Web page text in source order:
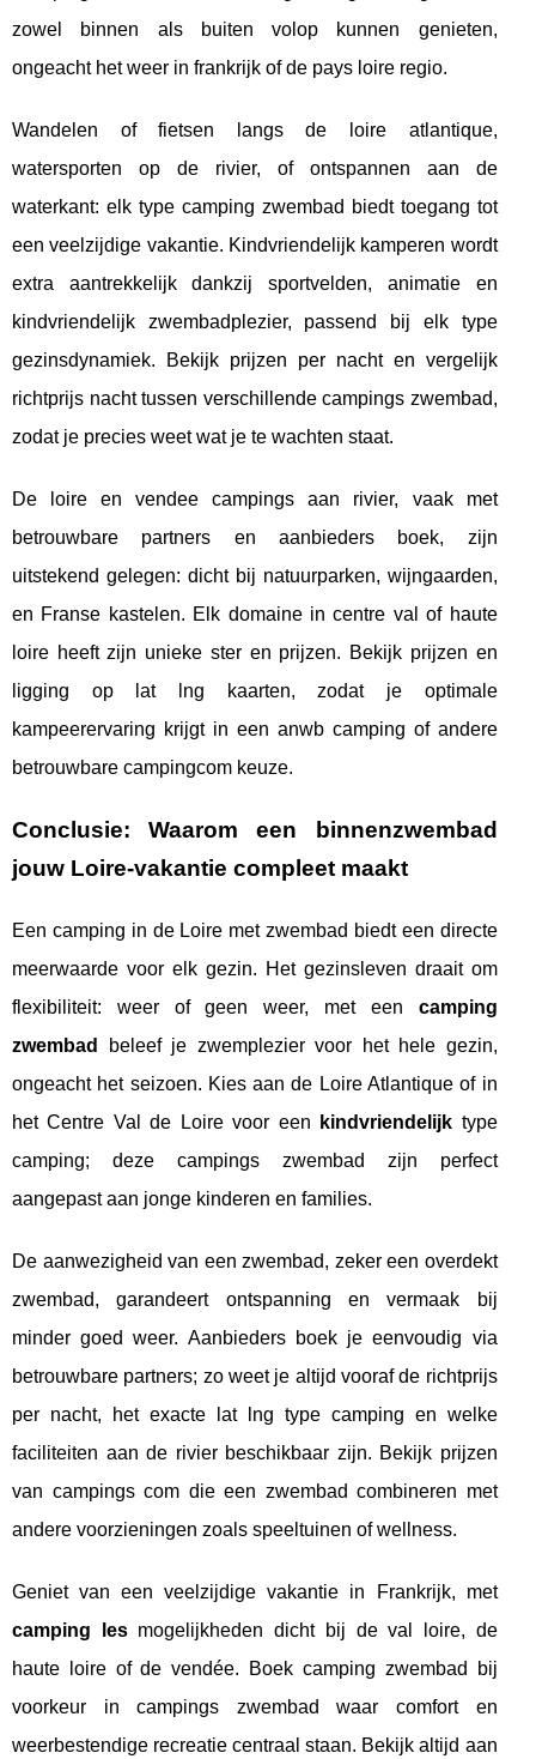
zowel binnen als buiten volop kunnen genieten,
ongeacht het weer in frankrijk of de pays loire regio.
Wandelen of fietsen langs de loire atlantique,
watersporten op de rivier, of ontspannen aan de
waterkant: elk type camping zwembad biedt toegang tot
een veelzijdige vakantie. Kindvriendelijk kamperen wordt
extra aantrekkelijk dankzij sportvelden, animatie en
kindvriendelijk zwembadplezier, passend bij elk type
gezinsdynamiek. Bekijk prijzen per nacht en vergelijk
richtprijs nacht tussen verschillende campings zwembad,
zodat je precies weet wat je te wachten staat.
De loire en vendee campings aan rivier, vaak met
betrouwbare partners en aanbieders boek, zijn
uitstekend gelegen: dicht bij natuurparken, wijngaarden,
en Franse kastelen. Elk domaine in centre val of haute
loire heeft zijn unieke ster en prijzen. Bekijk prijzen en
ligging op lat lng kaarten, zodat je optimale
kampeerervaring krijgt in een anwb camping of andere
betrouwbare campingcom keuze.
Conclusie: Waarom een binnenzwembad
jouw Loire-vakantie compleet maakt
Een camping in de Loire met zwembad biedt een directe
meerwaarde voor elk gezin. Het gezinsleven draait om
flexibiliteit: weer of geen weer, met een camping
zwembad
beleef je zwemplezier voor het hele gezin,
ongeacht het seizoen. Kies aan de Loire Atlantique of in
het Centre Val de Loire voor een
kindvriendelijk type
camping; deze campings zwembad zijn perfect
aangepast aan jonge kinderen en families.
De aanwezigheid van een zwembad, zeker een overdekt
zwembad, garandeert ontspanning en vermaak bij
minder goed weer. Aanbieders boek je eenvoudig via
betrouwbare partners; zo weet je altijd vooraf de richtprijs
per nacht, het exacte lat lng type camping en welke
faciliteiten aan de rivier beschikbaar zijn. Bekijk prijzen
van campings com die een zwembad combineren met
andere voorzieningen zoals speeltuinen of wellness.
Geniet van een veelzijdige vakantie in Frankrijk, met
camping lesmogelijkheden dicht bij de val loire, de
haute loire of de vendée. Boek camping zwembad bij
voorkeur in campings zwembad waar comfort en
weerbestendige recreatie centraal staan. Bekijk altijd aan